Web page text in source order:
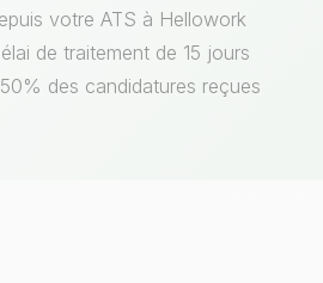
votre ATS à Hellowork
de traitement de 15 jours
des candidatures reçues